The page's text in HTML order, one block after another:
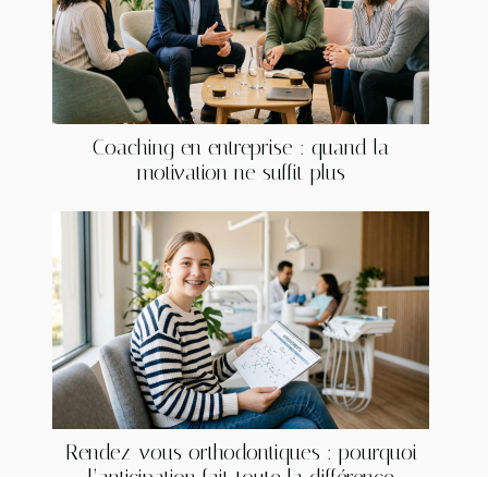
Coaching en entreprise : quand la
motivation ne suffit plus
Rendez-vous orthodontiques : pourquoi